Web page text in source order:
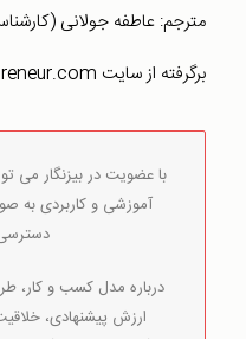
مترجم: عاطفه جولانی
برگرفته از سایت www.entrepreneur.com
با عضویت در بیزنگار می
آموزشی و کاربردی به
درباره مدل کسب و کار،
ارزش پیشنهادی،